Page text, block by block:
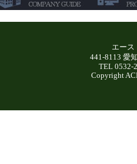
エース
441-8113 愛
TEL 0532-
Copyright